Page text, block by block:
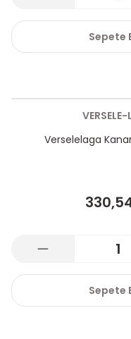
Sepete
Verselelaga
Sepete